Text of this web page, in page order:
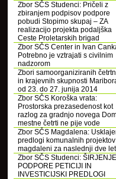
Zbor SČS Studenci: Pričeli z
zbiranjem podpisov podpore
pobudi Stopimo skupaj – ZA
realizacijo projekta podaljška
Ceste Proletarskih brigad
Zbor SČS Center in Ivan
Potrebno je vztrajati s civilnim
nadzorom
Zbori samoorganiziranih
in krajevnih skupnosti
od 23. do 27. junija 2014
Zbor SČS Koroška vrata:
Prostorska prezasedenost kot
razlog za gradnjo novega
mestne četrti ne pije vode
Zbor SČS Magdalena:
predlogi komunalnih
magdaleni za naslednji dve
Zbor SČS Studenci: ŠIRJENJE
PODPORE PETICIJI IN
INVESTICIJSKI PREDLOGI